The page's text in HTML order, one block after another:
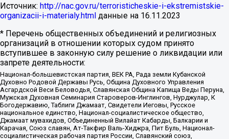
Источник: http://nac.gov.ru/terroristicheskie-i-ekstremistskie-
organizacii-i-materialy.html данные на 16.11.2023
* Перечень общественных объединений и религиозных
организаций в отношении которых судом принято
вступившее в законную силу решение о ликвидации или
запрете деятельности:
Национал-большевистская партия, ВЕК РА, Рада земли Кубанской
Духовно Родовой Державы Русь, Община Духовного Управления
Асгардской Веси Беловодья, Славянская Община Капища Веды Перуна,
Мужская Духовная Семинария Староверов-Инглингов, Нурджулар, К
Богодержавию, Таблиги Джамаат, Свидетели Иеговы, Русское
национальное единство, Национал-социалистическое общество,
Джамаат мувахидов, Объединенный Вилайат Кабарды, Балкарии и
Карачая, Союз славян, Ат-Такфир Валь-Хиджра, Пит Буль, Национал-
социалистическая рабочая партия России, Славянский союз,